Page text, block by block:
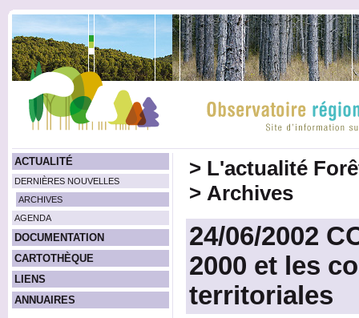
ACTUALITÉ
DERNIÈRES NOUVELLES
ARCHIVES
AGENDA
DOCUMENTATION
CARTOTHÈQUE
LIENS
ANNUAIRES
> L'actualité
> Archives
24/06/2002
2000 et les
territoriales